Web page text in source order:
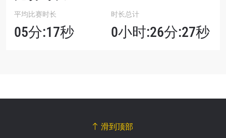
平均比赛时长
05分:17秒
时长总计
0小时:26分:27秒
滑到顶部